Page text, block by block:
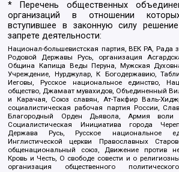
* Перечень общественных
организаций в отношении
вступившее в законную силу
запрете деятельности:
Национал-большевистская партия, ВЕК РА, Рада
Родовой Державы Русь, организация
Община Капища Веды Перуна, Мужская
Учреждение, Нурджулар, К Богодержавию,
Иеговы, Русское национальное единство,
общество, Джамаат мувахидов, Объединенный
и Карачая, Союз славян, Ат-Такфир Валь-
социалистическая рабочая партия России,
Благородный Орден Дьявола, Армия воли
Социалистическая Инициатива города
Держава Русь, Русское национальное
Инглистической церкви Православных
общенациональный союз, Движение против
Кровь и Честь, О свободе совести и о
организация общественного